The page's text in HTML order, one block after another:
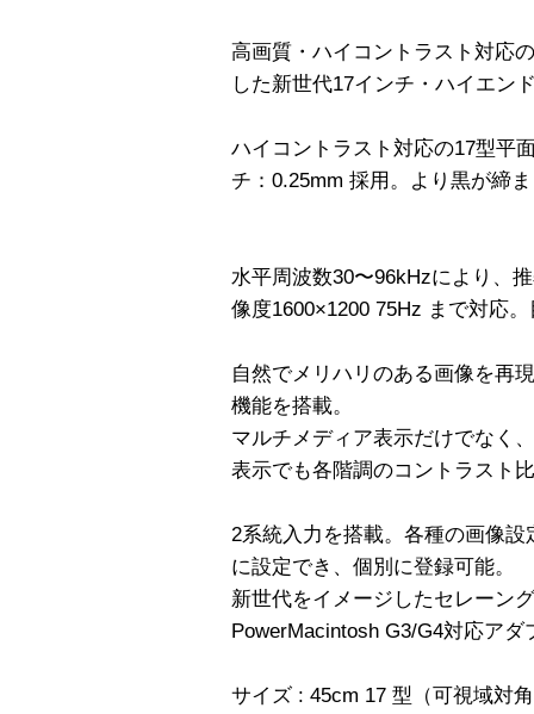
高画質・ハイコントラスト対応
した新世代17インチ・ハイエン
ハイコントラスト対応の17型平
チ：0.25mm 採用。より黒が締
水平周波数30〜96kHzにより、
像度1600×1200 75Hz まで対応
自然でメリハリのある画像を再
機能を搭載。
マルチメディア表示だけでなく
表示でも各階調のコントラスト
2系統入力を搭載。各種の画像
に設定でき、個別に登録可能。
新世代をイメージしたセレーン
PowerMacintosh G3/G4対応アダ
サイズ : 45cm 17 型（可視域対